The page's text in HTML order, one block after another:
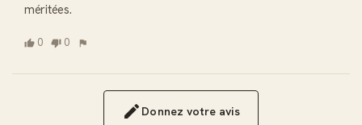
méritées.
0 0
Donnez votre avis